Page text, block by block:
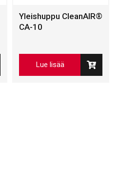
Yleishuppu CleanAIR®
CA-10
Lue lisää